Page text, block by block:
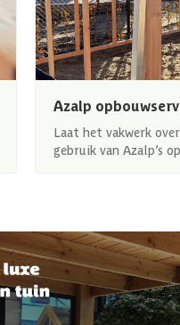
Azalp
Laat het vakwerk
gebruik van Azalp’s